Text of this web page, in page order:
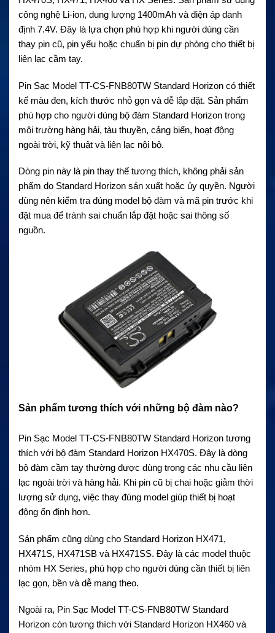
công nghệ Li-ion, dung lượng 1400mAh và điện áp danh
định 7.4V. Đây là lựa chọn phù hợp khi người dùng cần
thay pin cũ, pin yếu hoặc chuẩn bị pin dự phòng cho thiết bị
liên lạc cầm tay.
Pin Sạc Model TT-CS-FNB80TW Standard Horizon có thiết
kế màu đen, kích thước nhỏ gọn và dễ lắp đặt. Sản phẩm
phù hợp cho người dùng bộ đàm Standard Horizon trong
môi trường hàng hải, tàu thuyền, cảng biển, hoạt động
ngoài trời, kỹ thuật và liên lạc nội bộ.
Dòng pin này là pin thay thế tương thích, không phải sản
phẩm do Standard Horizon sản xuất hoặc ủy quyền. Người
dùng nên kiểm tra đúng model bộ đàm và mã pin trước khi
đặt mua để tránh sai chuẩn lắp đặt hoặc sai thông số
nguồn.
Sản phẩm tương thích với những bộ đàm nào?
Pin Sạc Model TT-CS-FNB80TW Standard Horizon tương
thích với bộ đàm Standard Horizon HX470S. Đây là dòng
bộ đàm cầm tay thường được dùng trong các nhu cầu liên
lạc ngoài trời và hàng hải. Khi pin cũ bị chai hoặc giảm thời
lượng sử dụng, việc thay đúng model giúp thiết bị hoạt
động ổn định hơn.
Sản phẩm cũng dùng cho Standard Horizon HX471,
HX471S, HX471SB và HX471SS. Đây là các model thuộc
nhóm HX Series, phù hợp cho người dùng cần thiết bị liên
lạc gọn, bền và dễ mang theo.
Ngoài ra, Pin Sạc Model TT-CS-FNB80TW Standard
Horizon còn tương thích với Standard Horizon HX460 và